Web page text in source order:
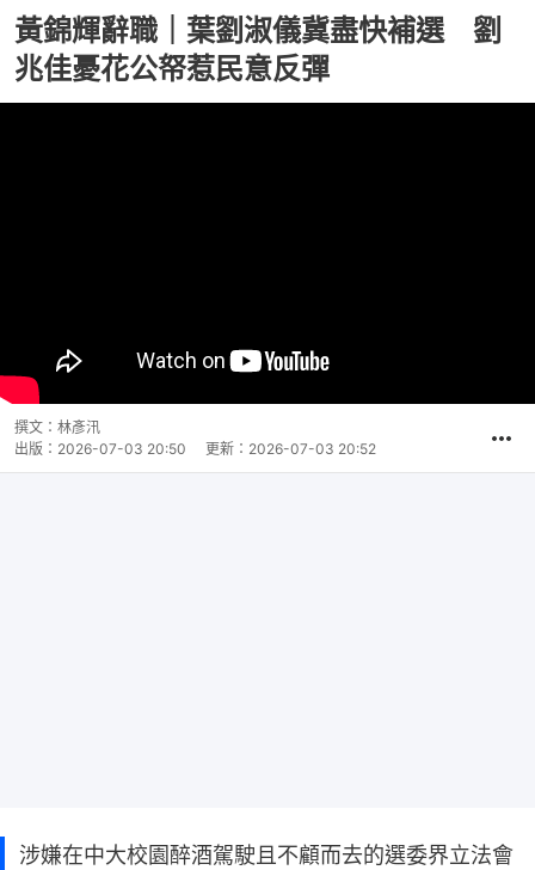
黃錦輝辭職｜葉劉淑儀冀盡快補選 劉
兆佳憂花公帑惹民意反彈
撰文： 林彥汛
出版： 2026-07-03 20:50 更新： 2026-07-03 20:52
涉嫌在中大校園醉酒駕駛且不顧而去的選委界立法會